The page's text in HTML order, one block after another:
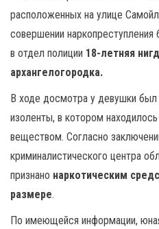
расположенных на улице
совершении
в отдел полиции 18-летняя
архангелогородка.
В ходе досмотра у девушки был
изоленты, в котором
веществом. Согласно
криминалистического центра
признано наркотическим
размере.
По имеющейся информации,